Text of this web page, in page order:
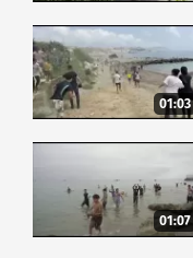
01:03
01:07